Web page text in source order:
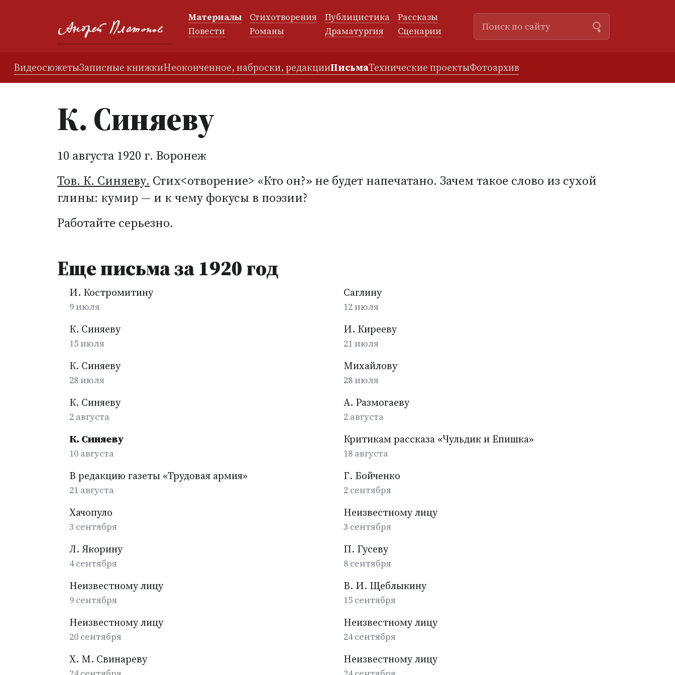
Материалы Стихотворения Публицистика
Рассказы
Повести
Романы Драматургия Сценарии
ВидеосюжетыЗаписные книжкиНеоконченное, наброски, редакцииПисьмаТехнические проектыФотоархив
К. Синяеву
10 августа 1920 г. Воронеж
Тов. К. Синяеву. Стих<отворение> «Кто он?» не будет напечатано. Зачем такое слово из сухой
глины: кумир — и к чему фокусы в поэзии?
Работайте серьезно.
Еще письма за 1920 год
И. Костромитину
9 июля
Саглину
12 июля
К. Синяеву
15 июля
И. Кирееву
21 июля
К. Синяеву
28 июля
Михайлову
28 июля
К. Синяеву
2 августа
А. Размогаеву
2 августа
К. Синяеву
10 августа
Критикам рассказа «Чульдик и Епишка»
18 августа
В редакцию газеты «Трудовая армия»
21 августа
Г. Бойченко
2 сентября
Хачопуло
3 сентября
Неизвестному лицу
3 сентября
Л. Якорину
4 сентября
П. Гусеву
8 сентября
Неизвестному лицу
9 сентября
В. И. Щеблыкину
15 сентября
Неизвестному лицу
20 сентября
Неизвестному лицу
24 сентября
Х. М. Свинареву Неизвестному лицу